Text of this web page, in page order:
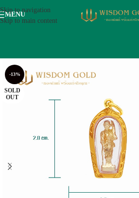
Skip to navigation
Skip to main content
MENU
-13%
SOLD
OUT